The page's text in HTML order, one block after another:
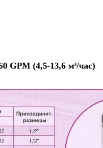
GPM (4,5-13,6 м³/час)